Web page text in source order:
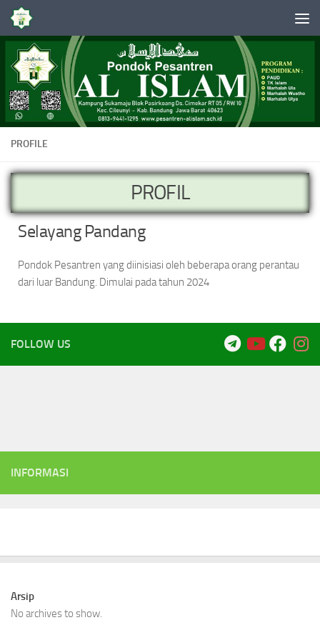
Skip to content
PROFILE
PROFIL
Selayang Pandang
Pondok Pesantren yang diinisiasi oleh beberapa orang perantau
dari luar Bandung. Dimulai pada tahun 2024
FOLLOW US
INFORMASI
Arsip
No archives to show.